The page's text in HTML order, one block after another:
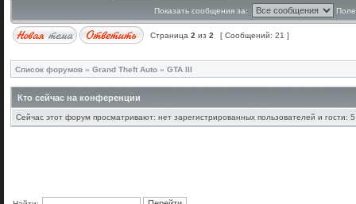
Показать сообщения за:
Страница 2 из 2 [ Сообщений: 21 ]
Список форумов » Grand Theft Auto » GTA III
Кто сейчас на конференции
Сейчас этот форум просматривают: нет зарегистрированных пользователей и гости: 5